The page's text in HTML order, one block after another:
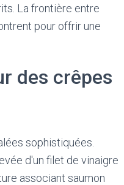
La frontière entre
pour offrir une
des crêpes
sophistiquées.
d'un filet de vinaigre
associant saumon